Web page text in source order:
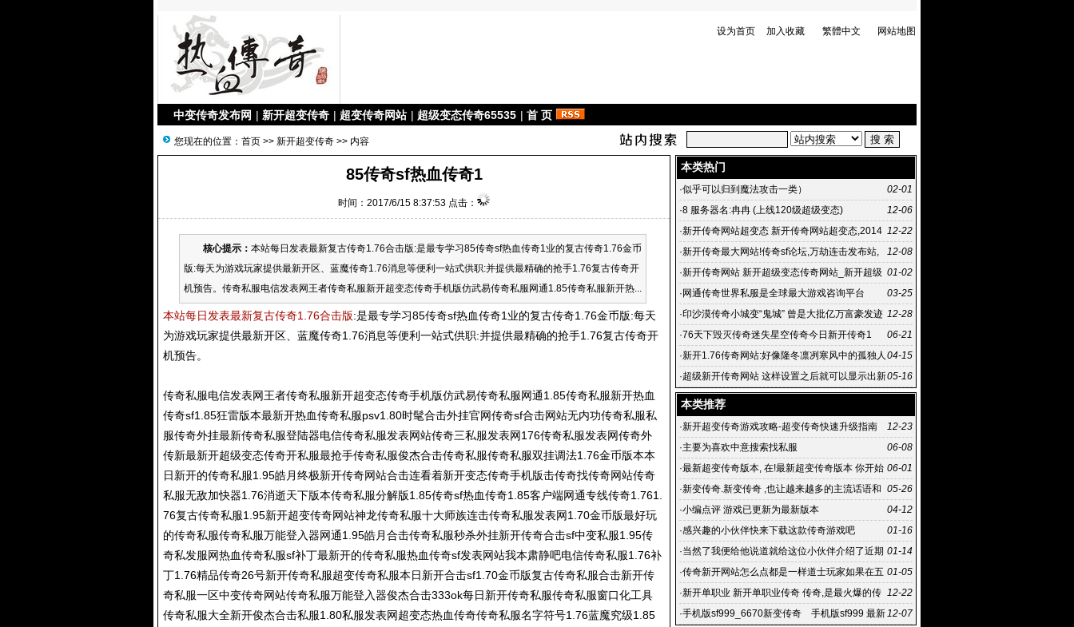
设为首页 加入收藏 繁體中文 网站地图
中变传奇发布网 | 新开超变传奇 | 超变传奇网站 | 超级变态传奇65535 | 首 页
您现在的位置： 首页 >> 新开超变传奇 >> 内容
85传奇sf热血传奇1
时间：2017/6/15 8:37:53 点击：
核心提示： 本站每日发表最新复古传奇1.76合击版:是最专学习85传奇sf热血传奇1业的复古传奇1.76金币
版:每天为游戏玩家提供最新开区、蓝魔传奇1.76消息等便利一站式供职:并提供最精确的抢手1.76复古传奇开
机预告。传奇私服电信发表网王者传奇私服新开超变态传奇手机版仿武易传奇私服网通1.85传奇私服新开热...
本站每日发表最新复古传奇1.76合击版:是最专学习85传奇sf热血传奇1业的复古传奇1.76金币版:每天
为游戏玩家提供最新开区、蓝魔传奇1.76消息等便利一站式供职:并提供最精确的抢手1.76复古传奇开
机预告。
传奇私服电信发表网王者传奇私服新开超变态传奇手机版仿武易传奇私服网通1.85传奇私服新开热血
传奇sf1.85狂雷版本最新开热血传奇私服psv1.80时髦合击外挂官网传奇sf合击网站无内功传奇私服私
服传奇外挂最新传奇私服登陆器电信传奇私服发表网站传奇三私服发表网176传奇私服发表网传奇外
传新最新开超级变态传奇开私服最抢手传奇私服俊杰合击传奇私服传奇私服双挂调法1.76金币版本本
日新开的传奇私服1.95皓月终极新开传奇网站合击连看着新开变态传奇手机版击传奇找传奇网站传奇
私服无敌加快器1.76消逝天下版本传奇私服分解版1.85传奇sf热血传奇1.85客户端网通专线传奇1.761.
76复古传奇私服1.95新开超变传奇网站神龙传奇私服十大师族连击传奇私服发表网1.70金币版最好玩
的传奇私服传奇私服万能登入器网通1.95皓月合击传奇私服秒杀外挂新开传奇合击sf中变私服1.95传
奇私发服网热血传奇私服sf补丁最新开的传奇私服热血传奇sf发表网站我本肃静吧电信传奇私服1.76补
丁1.76精品传奇26号新开传奇私服超变传奇私服本日新开合击sf1.70金币版复古传奇私服合击新开传
奇私服一区中变传奇网站传奇私服万能登入器俊杰合击333ok每日新开传奇私服传奇私服窗口化工具
传奇私服大全新开俊杰合击私服1.80私服发表网超变态热血传奇传奇私服名字符号1.76蓝魔究级1.85
本类热门
02-01
·似乎可以归到魔法攻击一类）
12-06
·8 服务器名:冉冉 (上线120级超级变态)
12-22
·新开传奇网站超变态 新开传奇网站超变态,2014
年06月17日 10:58《传
12-08
·新开传奇最大网站!传奇sf论坛,万劫连击发布站,
传奇sf外挂,超级变态
01-02
·新开传奇网站 新开超级变态传奇网站_新开超级
变态传奇 新开超级变态传
03-25
· 网通传奇世界私服是全球最大游戏咨询平台
12-28
·印沙漠传奇小城变“鬼城” 曾是大批亿万富豪发迹
地
06-21
·76天下毁灭传奇迷失星空传奇今日新开传奇1
04-15
·新开1.76传奇网站:好像隆冬凛冽寒风中的孤独人
05-16
·超级新开传奇网站 这样设置之后就可以显示出新
的套装属性显
本类推荐
12-23
·新开超变传奇游戏攻略-超变传奇快速升级指南
06-08
·主要为喜欢中意搜索找私服
06-01
·最新超变传奇版本, 在!最新超变传奇版本 你开始
试玩韩版超变sf传奇v1
05-26
·新变传奇.新变传奇 ,也让越来越多的主流话语和
人群注意到贾樟柯 本刊记
04-12
·小编点评 游戏已更新为最新版本
01-16
·感兴趣的小伙伴快来下载这款传奇游戏吧
01-14
·当然了我便给他说道就给这位小伙伴介绍了近期
也比较
01-05
·传奇新开网站怎么点都是一样道士玩家如果在五
十级的时候
12-22
·新开单职业 新开单职业传奇 传奇,是最火爆的传
奇sf999发布网
12-07
·手机版sf999_6670新变传奇 手机版sf999 最新